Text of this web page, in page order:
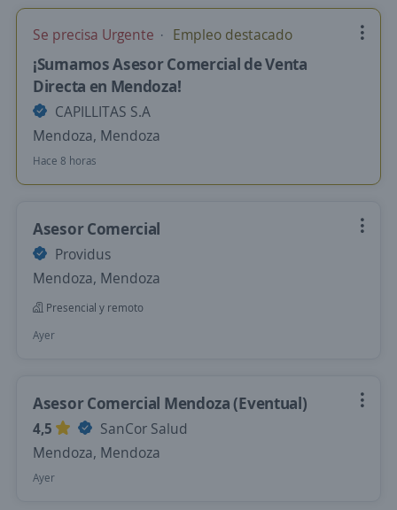
Se precisa Urgente Empleo destacado
¡Sumamos Asesor Comercial de Venta
Directa en Mendoza!
CAPILLITAS S.A
Mendoza, Mendoza
Hace 8 horas
Asesor Comercial
Providus
Mendoza, Mendoza
Presencial y remoto
Ayer
Asesor Comercial Mendoza (Eventual)
4,5
SanCor Salud
Mendoza, Mendoza
Ayer